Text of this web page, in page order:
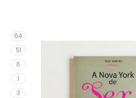
64
51
6
1
3